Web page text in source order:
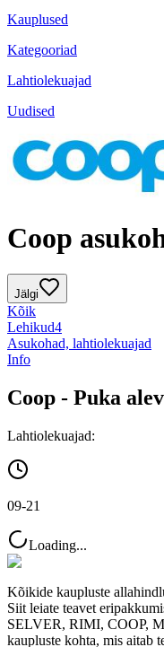
Kauplused
Kategooriad
Lahtiolekuajad
Uudised
Coop
Jälgi
Kõik
Lehikud4
Asukohad, lahtiolekuajad
Info
Coop - Puka
Lahtiolekuajad:
09-21
Loading...
Kõikide kaupluste
Siit leiate teavet
SELVER, RIMI, COOP,
kaupluste kohta, mis aitab